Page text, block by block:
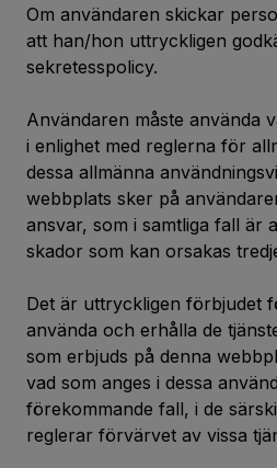
Om användaren skickar
att han/hon uttryckligen
sekretesspolicy.
Användaren måste använda
i enlighet med reglerna för
dessa allmänna
webbplats sker på
ansvar, som i samtliga fall är
skador som kan orsakas
Det är uttryckligen förbjudet
använda och erhålla de
som erbjuds på denna
vad som anges i dessa
förekommande fall, i de
reglerar förvärvet av vissa